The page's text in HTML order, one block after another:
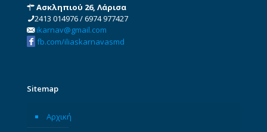
Ασκληπιού 26, Λάρισα
2413 014976/6974 977427
ikarnav@gmail.com
fb.com/iliaskarnavasmd
Sitemap
Αρχική